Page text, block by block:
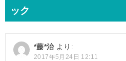
ゲ
シ
ック
*藤*治 より:
2017年5月24日 12:11